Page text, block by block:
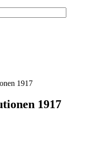
1917
1917